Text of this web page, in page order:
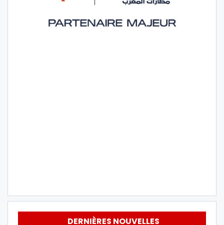
DERNIÈRES NOUVELLES